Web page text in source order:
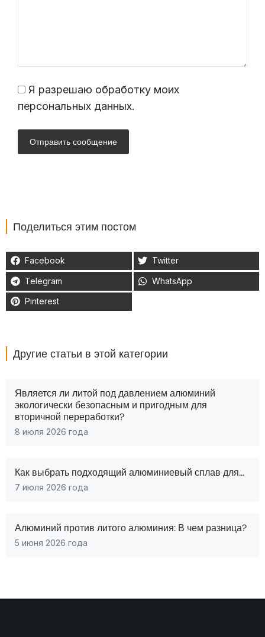
Я разрешаю обработку моих
персональных данных.
Отправить сообщение
Поделиться этим постом
Facebook Twitter
Telegram WhatsApp
Pinterest
Другие статьи в этой категории
Является ли литой под давлением алюминий
экологически безопасным и пригодным для
вторичной переработки?
8 июля 2026 года
Как выбрать подходящий алюминиевый сплав для...
7 июля 2026 года
Алюминий против литого алюминия: В чем разница?
5 июня 2026 года